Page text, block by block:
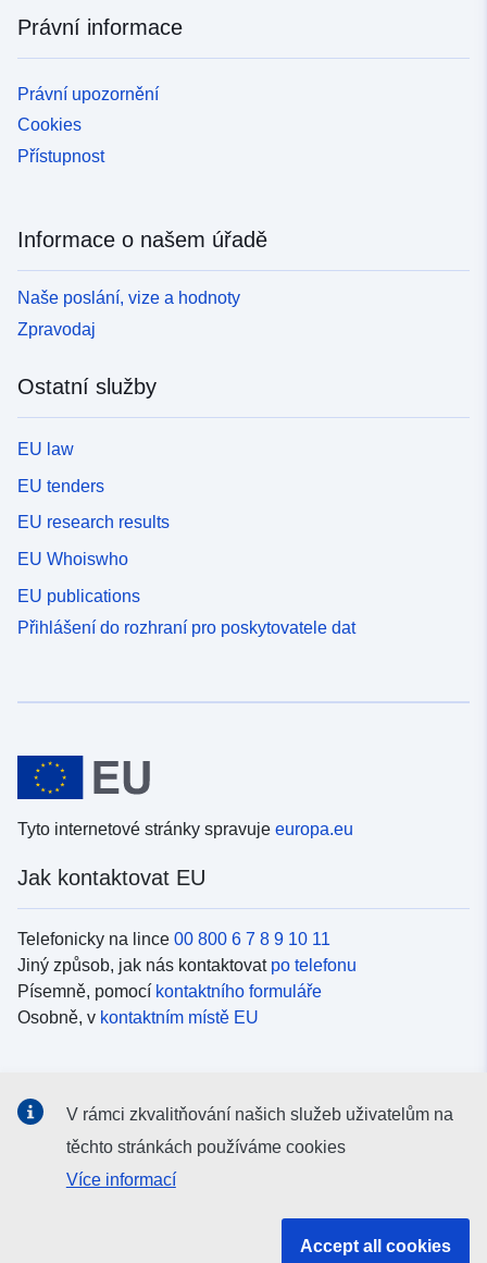
Právní informace
Právní upozornění
Cookies
Přístupnost
Informace o našem úřadě
Naše poslání, vize a hodnoty
Zpravodaj
Ostatní služby
EU law
EU tenders
EU research results
EU Whoiswho
EU publications
Přihlášení do rozhraní pro poskytovatele dat
Tyto internetové stránky spravuje europa.eu
Jak kontaktovat EU
Telefonicky na lince 00 800 6 7 8 9 10 11
Jiný způsob, jak nás kontaktovat po telefonu
Písemně, pomocí kontaktního formuláře
Osobně, v kontaktním místě EU
Vyhledávání informačních kanálů EU vsociálních médiích
V rámci zkvalitňování našich služeb uživatelům na
těchto stránkách používáme cookies
Více informací
Accept all cookies